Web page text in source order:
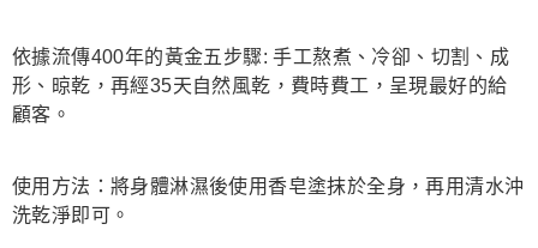
每筆NT$80，滿NT$999(含以上)免運費
7-11純取貨 (先付款
每筆NT$80，滿NT$999(含以上)免運費
每筆NT$100，滿NT$999(含以上)免運費
依據流傳400年的黃金五步驟: 手工熬煮、冷卻、切割、成
形、晾乾，再經35天自然風乾，費時費工，呈現最好的給
顧客。
使用方法：將身體淋濕後使用香皂塗抹於全身，再用清水沖
洗乾淨即可。